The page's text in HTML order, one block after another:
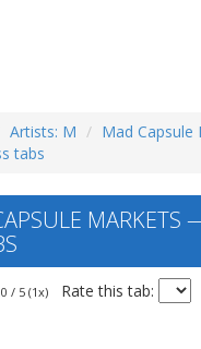
Artists: M
Mad Capsule
tabs
MARKETS
/ 5 (1x) Rate this tab: